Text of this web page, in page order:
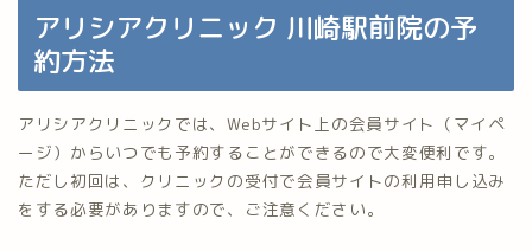
アリシアクリニック 川崎駅前院の予
約方法
アリシアクリニックでは、Webサイト上の会員サイト（マイペ
ージ）からいつでも予約することができるので大変便利です。
ただし初回は、クリニックの受付で会員サイトの利用申し込み
をする必要がありますので、ご注意ください。